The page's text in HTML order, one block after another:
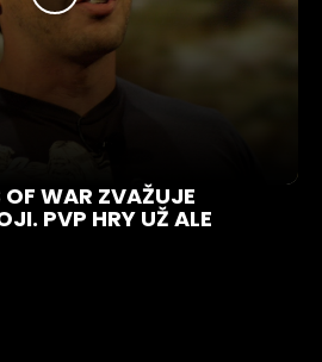
OF WAR ZVAŽUJE
PVP HRY UŽ ALE